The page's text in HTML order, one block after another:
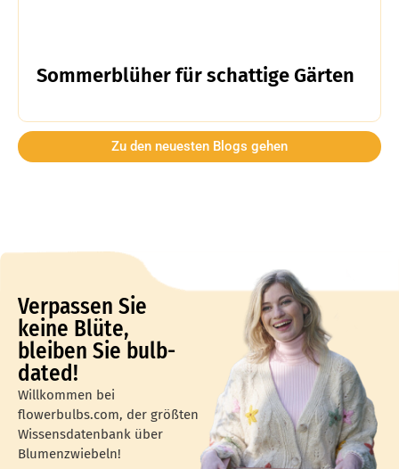
Sommerblüher für schattige Gärten
Zu den neuesten Blogs gehen
Verpassen Sie
keine Blüte,
bleiben Sie bulb-
dated!
Willkommen bei
flowerbulbs.com, der größten
Wissensdatenbank über
Blumenzwiebeln!